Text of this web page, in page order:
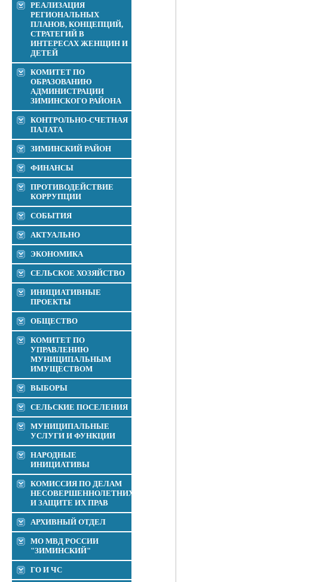
РЕАЛИЗАЦИЯ
РЕГИОНАЛЬНЫХ
ПЛАНОВ, КОНЦЕПЦИЙ,
СТРАТЕГИЙ В
ИНТЕРЕСАХ ЖЕНЩИН И
ДЕТЕЙ
КОМИТЕТ ПО
ОБРАЗОВАНИЮ
АДМИНИСТРАЦИИ
ЗИМИНСКОГО РАЙОНА
КОНТРОЛЬНО-СЧЕТНАЯ
ПАЛАТА
ЗИМИНСКИЙ РАЙОН
ФИНАНСЫ
ПРОТИВОДЕЙСТВИЕ
КОРРУПЦИИ
СОБЫТИЯ
АКТУАЛЬНО
ЭКОНОМИКА
СЕЛЬСКОЕ ХОЗЯЙСТВО
ИНИЦИАТИВНЫЕ
ПРОЕКТЫ
ОБЩЕСТВО
КОМИТЕТ ПО
УПРАВЛЕНИЮ
МУНИЦИПАЛЬНЫМ
ИМУЩЕСТВОМ
ВЫБОРЫ
СЕЛЬСКИЕ ПОСЕЛЕНИЯ
МУНИЦИПАЛЬНЫЕ
УСЛУГИ И ФУНКЦИИ
НАРОДНЫЕ
ИНИЦИАТИВЫ
КОМИССИЯ ПО ДЕЛАМ
НЕСОВЕРШЕННОЛЕТНИХ
И ЗАЩИТЕ ИХ ПРАВ
АРХИВНЫЙ ОТДЕЛ
МО МВД РОССИИ
"ЗИМИНСКИЙ"
ГО И ЧС